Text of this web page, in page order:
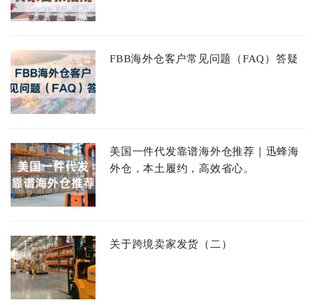
FBB海外仓客户常见问题（FAQ）答疑
美国一件代发靠谱海外仓推荐｜迅蜂海
外仓，本土履约，高效省心。
关于跨境卖家发货（二）